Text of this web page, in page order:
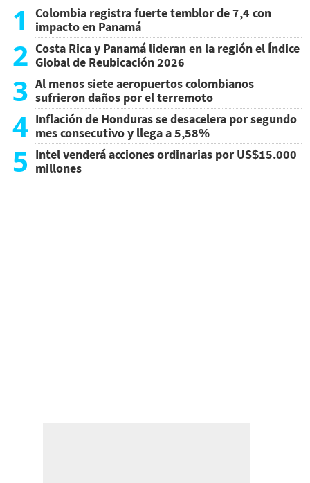
1
Colombia registra fuerte temblor de 7,4 con
impacto en Panamá
2 Costa Rica y Panamá lideran en la región el Índice
Global de Reubicación 2026
3 Al menos siete aeropuertos colombianos
sufrieron daños por el terremoto
4 Inflación de Honduras se desacelera por segundo
mes consecutivo y llega a 5,58%
5 Intel venderá acciones ordinarias por US$15.000
millones